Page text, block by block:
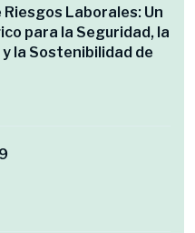
Laborales: Un
para la Seguridad, la
la Sostenibilidad de